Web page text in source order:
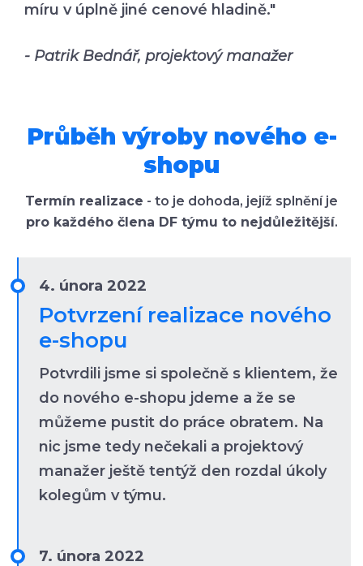
míru v úplně jiné cenové hladině."
- Patrik Bednář, projektový manažer
Průběh výroby nového e-
shopu
Termín realizace - to je dohoda, jejíž splnění je
pro každého člena DF týmu to nejdůležitější.
4. února 2022
Potvrzení realizace nového
e-shopu
Potvrdili jsme si společně s klientem, že
do nového e-shopu jdeme a že se
můžeme pustit do práce obratem. Na
nic jsme tedy nečekali a projektový
manažer ještě tentýž den rozdal úkoly
kolegům v týmu.
7. února 2022